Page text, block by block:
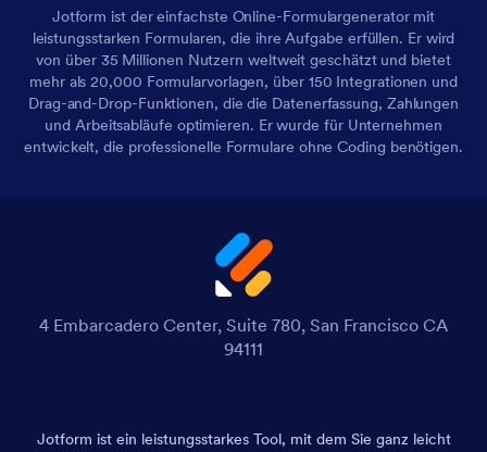
Jotform ist der einfachste Online-Formulargenerator mit
leistungsstarken Formularen, die ihre Aufgabe erfüllen. Er wird
von über 35 Millionen Nutzern weltweit geschätzt und bietet
mehr als 20,000 Formularvorlagen, über 150 Integrationen und
Drag-and-Drop-Funktionen, die die Datenerfassung, Zahlungen
und Arbeitsabläufe optimieren. Er wurde für Unternehmen
entwickelt, die professionelle Formulare ohne Coding benötigen.
4 Embarcadero Center, Suite 780, San Francisco CA
94111
Jotform ist ein leistungsstarkes Tool, mit dem Sie ganz leicht